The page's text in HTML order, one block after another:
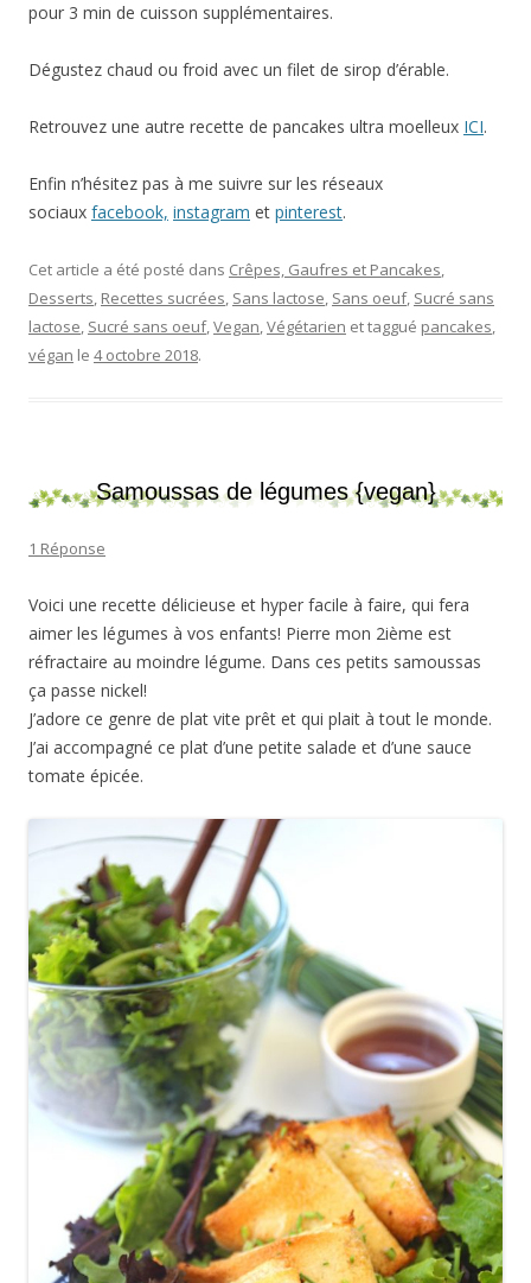
pour 3 min de cuisson supplémentaires.
Dégustez chaud ou froid avec un filet de sirop d’érable.
Retrouvez une autre recette de pancakes ultra moelleux ICI.
Enfin n’hésitez pas à me suivre sur les réseaux
sociaux facebook, instagram et pinterest.
Cet article a été posté dans Crêpes, Gaufres et Pancakes,
Desserts, Recettes sucrées, Sans lactose, Sans oeuf, Sucré sans
lactose, Sucré sans oeuf,Vegan,Végétarien et taggué pancakes,
végan le 4 octobre 2018.
Samoussas de légumes {vegan}
1 Réponse
Voici une recette délicieuse et hyper facile à faire, qui fera
aimer les légumes à vos enfants! Pierre mon 2ième est
réfractaire au moindre légume. Dans ces petits samoussas
ça passe nickel!
J’adore ce genre de plat vite prêt et qui plait à tout le monde.
J’ai accompagné ce plat d’une petite salade et d’une sauce
tomate épicée.